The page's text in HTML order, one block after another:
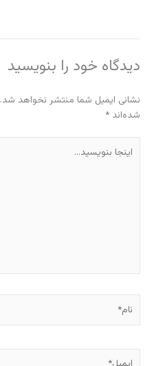
دیدگاه‌ خود را بنویسید
نشانی ایمیل شما منتشر نخواهد شد.
شده‌اند *
بنویسید…